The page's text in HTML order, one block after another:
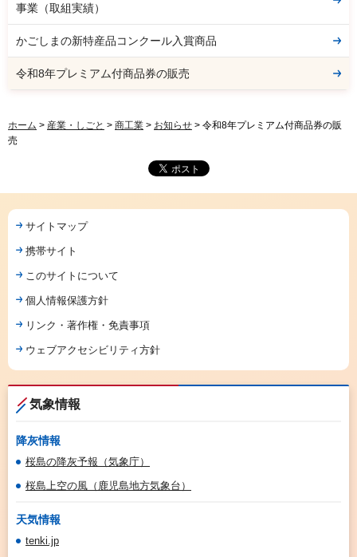
事業（取組実績）
かごしまの新特産品コンクール入賞商品
令和8年プレミアム付商品券の販売
ホーム > 産業・しごと > 商工業 > お知らせ > 令和8年プレミアム付商品券の販
売
サイトマップ
携帯サイト
このサイトについて
個人情報保護方針
リンク・著作権・免責事項
ウェブアクセシビリティ方針
気象情報
降灰情報
桜島の降灰予報（気象庁）
桜島上空の風（鹿児島地方気象台）
天気情報
tenki.jp